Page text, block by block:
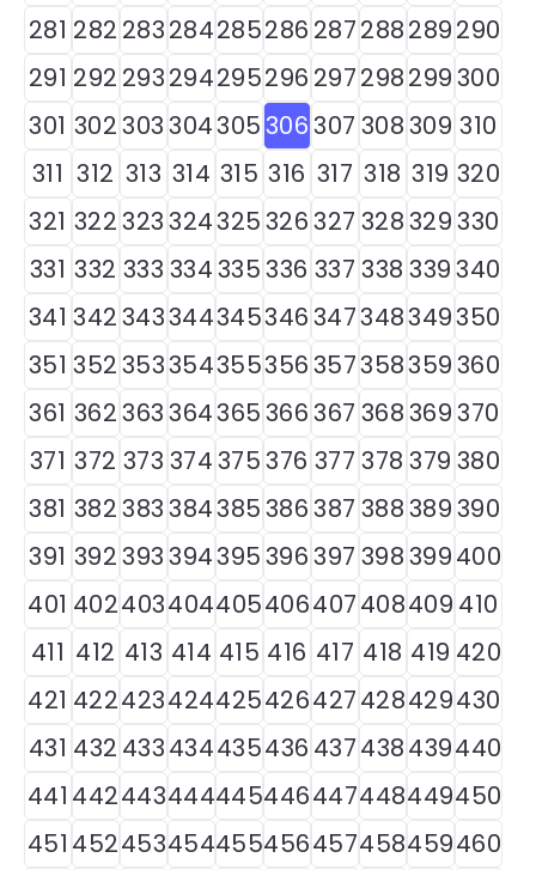
281 282 283284285286 287288289290
291 292 293294295296 297298299300
301 302303304305306307 308309 310
311 312 313 314 315 316 317 318 319 320
321 322323324325326327 328329330
331 332 333 334335336 337 338 339340
341 342343344345346347348349350
351 352353354355356357358359360
361 362363364365366367 368369370
371 372 373 374375376 377 378 379 380
381 382383384385386387 388389390
391 392393394395396397 398399400
401 402403404405406407408409 410
411 412 413 414 415 416 417 418 419 420
421 422423424425426427428429430
431 432 433434435436 437438439440
441 442443444445446447448449450
451 452453454455456457458459460